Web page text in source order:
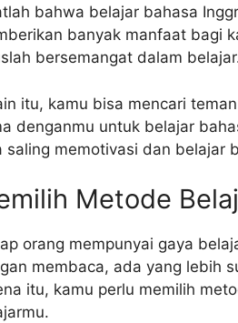
bahwa belajar bahasa
banyak manfaat bagi
bersemangat dalam
itu, kamu bisa mencari
denganmu untuk belajar
saling memotivasi dan belajar
Metode
orang mempunyai gaya
membaca, ada yang lebih
itu, kamu perlu memilih